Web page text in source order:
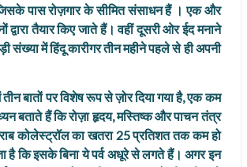
पास रोज़गार के सीमित संसाधन हैं । एक और
द्वारा तैयार किए जाते हैं। वहीं दूसरी ओर ईद मनाने
संख्या में हिंदू कारीगर तीन महीने पहले से ही अपनी
बातों पर विशेष रूप से ज़ोर दिया गया है, एक कम
बताते हैं कि रोज़ा हृदय, मस्तिष्क और पाचन तंत्र
कोलेस्ट्रॉल का खतरा 25 प्रतिशत तक कम हो
है कि इसके बिना ये पर्व अधूरे से लगते हैं। अगर इन